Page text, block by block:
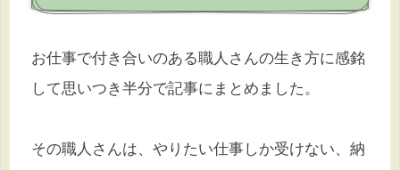
お仕事で付き合いのある職人さんの生き方に感銘
して思いつき半分で記事にまとめました。
その職人さんは、やりたい仕事しか受けない、納